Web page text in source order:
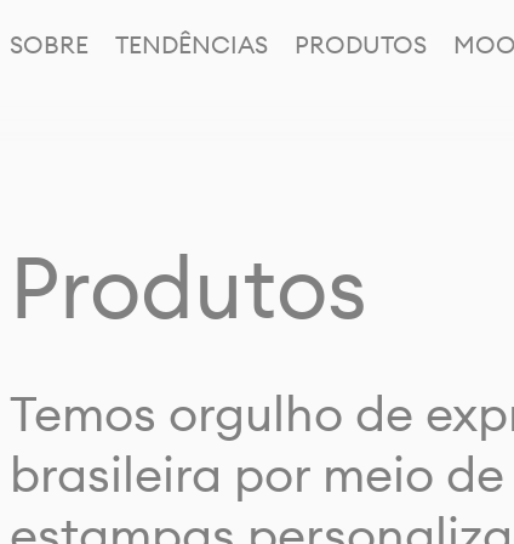
SOBRE TENDÊNCIAS PRODUTOS
Produtos
Temos orgulho de
brasileira por meio